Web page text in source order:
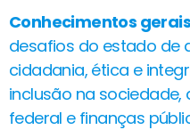
Conhecimentos
desafios do estado de
cidadania, ética e
inclusão na
federal e finanças